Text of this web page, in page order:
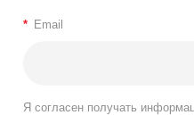
* Email
Я согласен получать